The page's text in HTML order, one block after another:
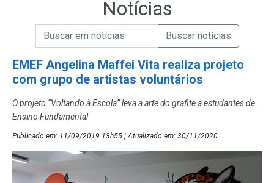
Notícias
Campo de Busca de Notícias
Campo de Busca de informaçõesEnviar a Busca de Notícias
EMEF Angelina Maffei Vita realiza projeto
com grupo de artistas voluntários
O projeto “Voltando à Escola” leva a arte do grafite a estudantes de
Ensino Fundamental
Publicado em: 11/09/2019 13h55 | Atualizado em: 30/11/2020